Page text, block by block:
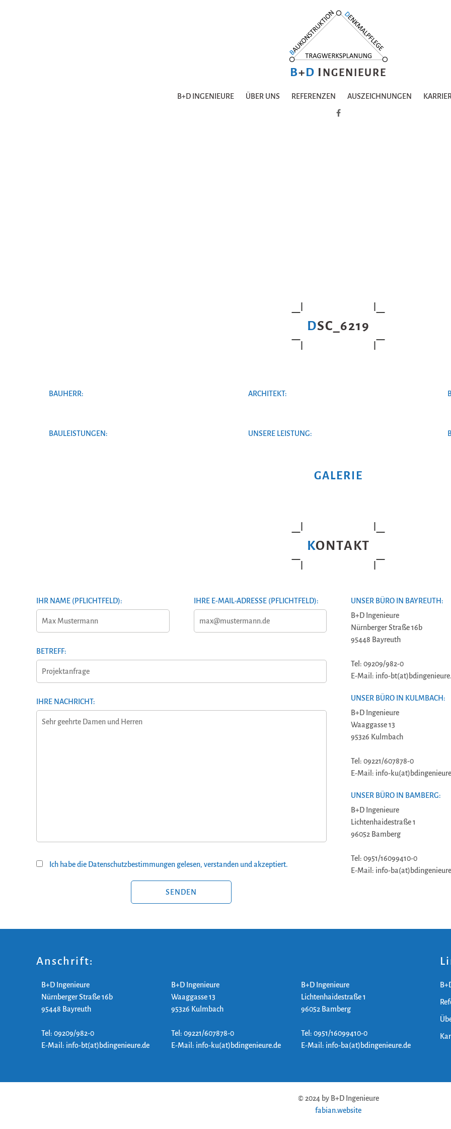
B+D I NGENIEURE
B+D INGENIEURE ÜBER UNS REFERENZEN AUSZEICHNUNGEN
DSC_6219
BAUHERR: ARCHITEKT:
BAULEISTUNGEN: UNSERE LEISTUNG:
GALERIE
KONTAKT
IHR NAME (PFLICHTFELD): IHRE E-MAIL-ADRESSE (PFLICHTFELD):
BETREFF:
IHRE NACHRICHT:
Ich habe die Datenschutzbestimmungen gelesen, verstanden und akzeptiert.
UNSER BÜRO IN BAYREUTH:
B+D Ingenieure
Nürnberger Straße 16b
95448 Bayreuth
Tel: 09209/982-0
E-Mail: info-
UNSER BÜRO IN KULMBACH:
B+D Ingenieure
Waaggasse 13
95326 Kulmbach
Tel: 09221/607878-0
E-Mail: info-
UNSER BÜRO IN BAMBERG:
B+D Ingenieure
Lichtenhaidestraße 1
96052 Bamberg
Tel: 0951/16099410-0
E-Mail: info-
Anschrift:
B+D Ingenieure
Nürnberger Straße 16b
95448 Bayreuth
Tel: 09209/982-0
E-Mail: info-bt(at)bdingenieure.de
B+D Ingenieure
Waaggasse 13
95326 Kulmbach
Tel: 09221/607878-0
E-Mail: info-ku(at)bdingenieure.de
B+D Ingenieure
Lichtenhaidestraße 1
96052 Bamberg
Tel: 0951/16099410-0
E-Mail: info-ba(at)bdingenieure.de
© 2024 by B+D Ingenieure
fabian.website